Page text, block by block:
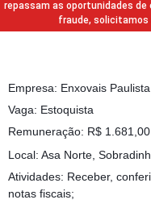
repassam as oportunidades de
fraude,
Empresa: Enxovais Paulista
Vaga: Estoquista
Remuneração: R$
Local: Asa Norte,
Atividades: Receber,
notas fiscais;